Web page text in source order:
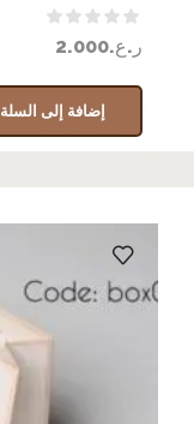
ر.ع.2.000
إضافة إلى السلة